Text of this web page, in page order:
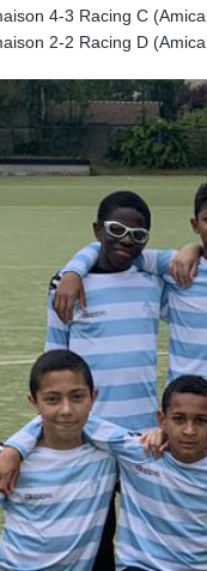
4-3 Racing C
2-2 Racing D